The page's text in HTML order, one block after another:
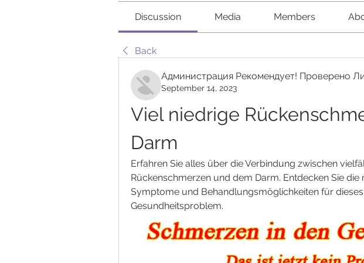
Discussion Media Members
Back
Администрация Рекомендует! Проверено
September 14, 2023
Viel niedrige
Darm
Erfahren Sie alles über die Verbindung zwischen
Rückenschmerzen und dem Darm. Entdecken Sie
Symptome und Behandlungsmöglichkeiten für
Gesundheitsproblem.